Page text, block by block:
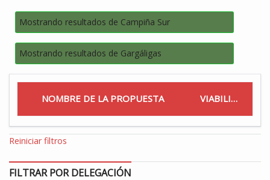
Mostrando resultados de Campiña Sur
Mostrando resultados de Gargáligas
NOMBRE DE LA PROPUESTA VIABILIDAD
Reiniciar filtros
FILTRAR POR DELEGACIÓN